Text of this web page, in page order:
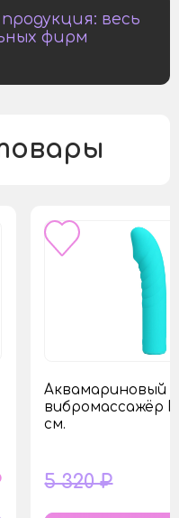
весь
фирм
Аквамариновый
вибромассажёр
см.
5 320 ₽